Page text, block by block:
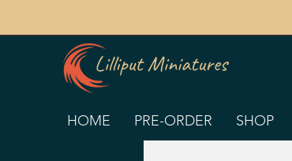
HOME PRE-ORDER SHOP